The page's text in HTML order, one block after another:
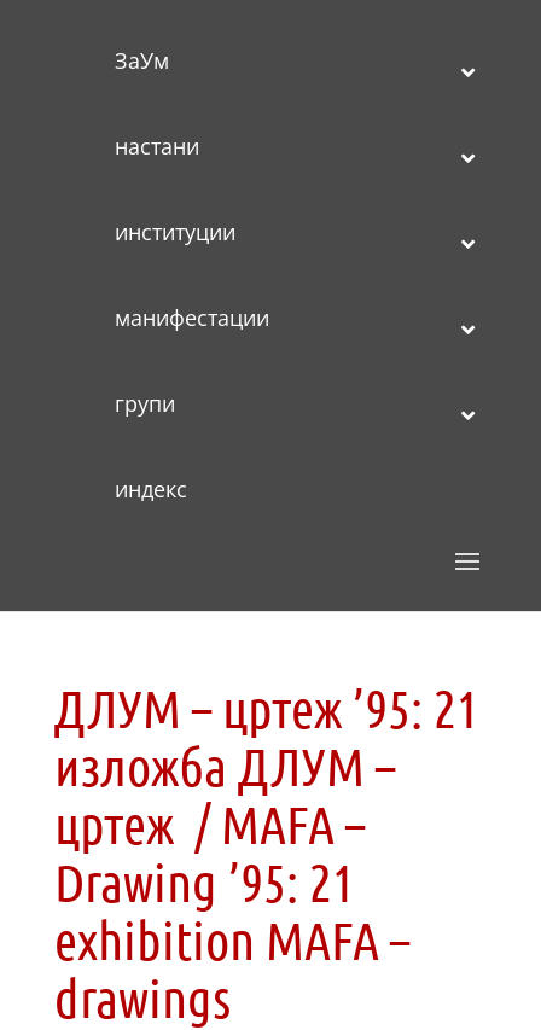
ЗаУм
настани
институции
манифестации
групи
индекс
ДЛУМ – цртеж ’95: 21
изложба ДЛУМ –
цртеж / MAFA –
Drawing ’95: 21
exhibition MAFA –
drawings